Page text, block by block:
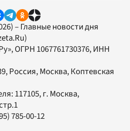
– Главные новости дня
, ОГРН 1067761730376, ИНН
Россия, Москва, Коптевская
117105, г. Москва,
785-00-12